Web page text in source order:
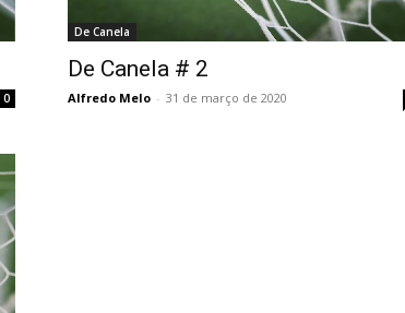
0
De Canela
De Canela # 2
Alfredo Melo - 31 de março de 2020